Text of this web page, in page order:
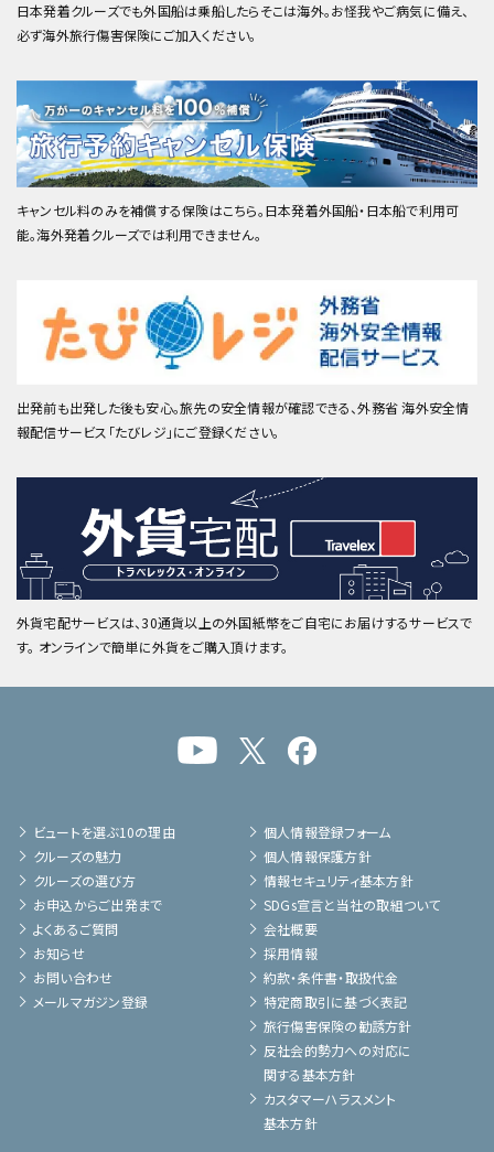
日本発着クルーズでも外国船は乗船したらそこは海外。お怪我やご病気に備え、
必ず海外旅行傷害保険にご加入ください。
キャンセル料のみを補償する保険はこちら。日本発着外国船・日本船で利用可
能。海外発着クルーズでは利用できません。
出発前も出発した後も安心。旅先の安全情報が確認できる、外務省 海外安全情
報配信サービス「たびレジ」にご登録ください。
外貨宅配サービスは、30通貨以上の外国紙幣をご自宅にお届けするサービスで
す。 オンラインで簡単に外貨をご購入頂けます。
ビュートを選ぶ10の理由
クルーズの魅力
クルーズの選び方
お申込からご出発まで
よくあるご質問
お知らせ
お問い合わせ
メールマガジン登録
個人情報登録フォーム
個人情報保護方針
情報セキュリティ基本方針
SDGs宣言と当社の取組ついて
会社概要
採用情報
約款・条件書・取扱代金
特定商取引に基づく表記
旅行傷害保険の勧誘方針
反社会的勢力への対応に
関する基本方針
カスタマーハラスメント
基本方針